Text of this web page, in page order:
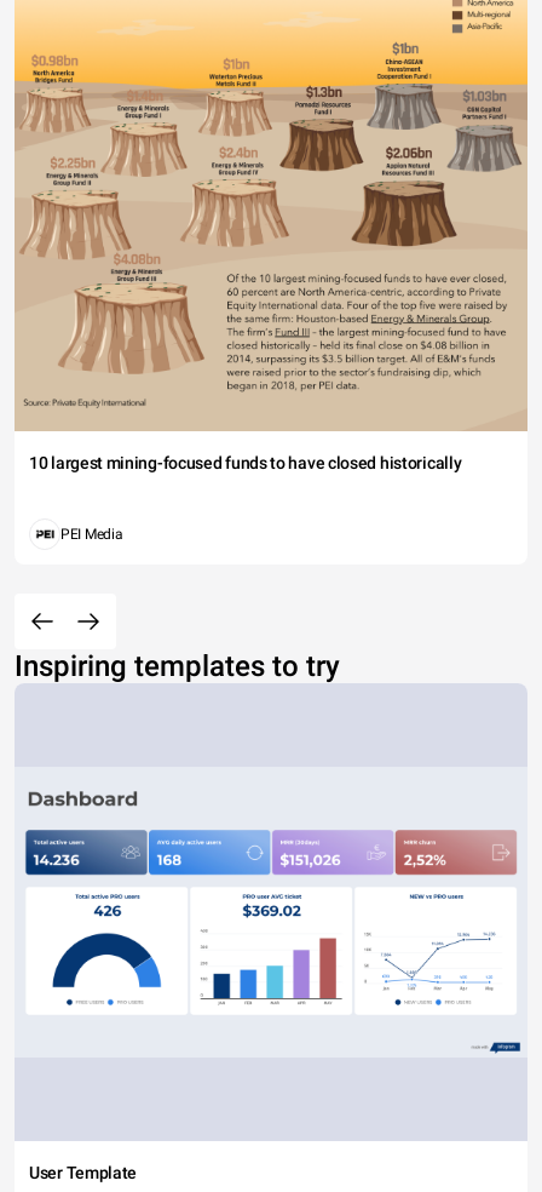
10 largest mining-focused funds to have closed historically
PEI Media
Inspiring templates to try
User Template